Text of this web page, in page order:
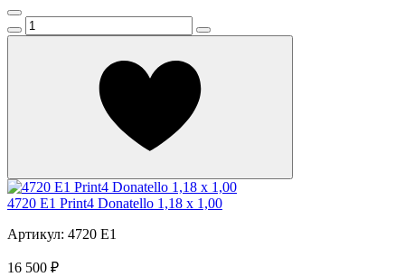
4720 E1 Print4 Donatello 1,18 x 1,00
Артикул: 4720 E1
16 500 ₽